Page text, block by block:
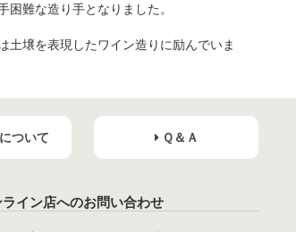
難な造り手となりました。
土壌を表現したワイン造りに励んでいま
ついて Ｑ＆Ａ
ライン店へのお問い合わせ